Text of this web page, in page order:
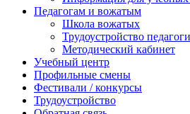
Педагогам и вожатым
Школа вожатых
Трудоустройство
Методический кабинет
Учебный центр
Профильные смены
Фестивали / конкурсы
Трудоустройство